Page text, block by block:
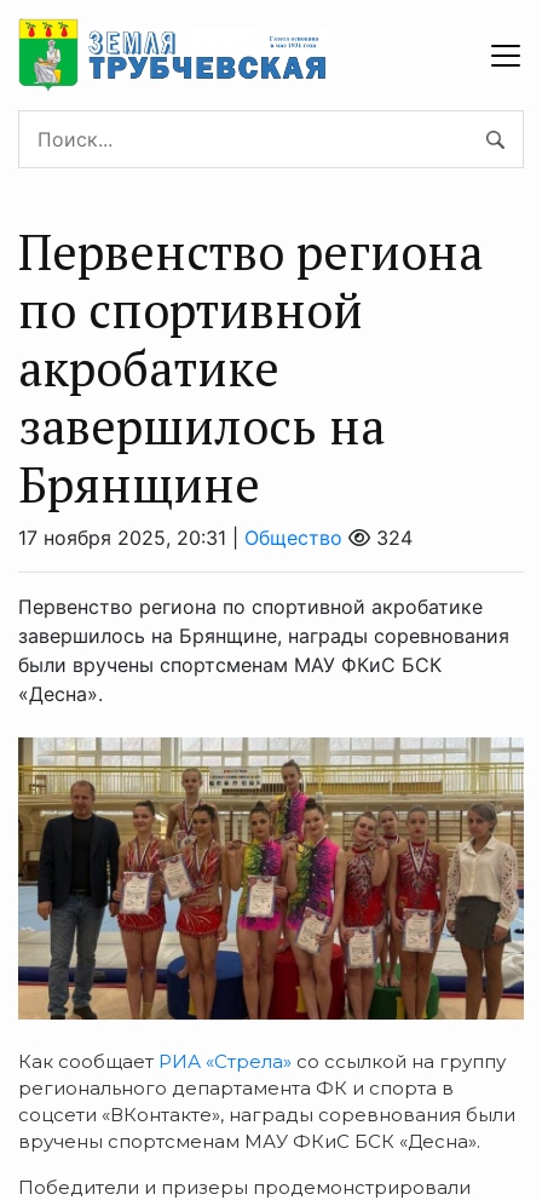
Первенство региона
по спортивной
акробатике
завершилось на
Брянщине
17 ноября 2025, 20:31 | Общество 324
Первенство региона по спортивной акробатике
завершилось на Брянщине, награды соревнования
были вручены спортсменам МАУ ФКиС БСК
«Десна».
Как сообщает РИА «Стрела» со ссылкой на группу
регионального департамента ФК и спорта в
соцсети «ВКонтакте», награды соревнования были
вручены спортсменам МАУ ФКиС БСК «Десна».
Победители и призеры продемонстрировали